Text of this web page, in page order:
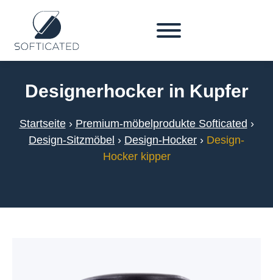
Designerhocker in Kupfer
Startseite› Premium-möbelprodukte Softicated ›
Design-Sitzmöbel › Design-Hocker › Design-
Hocker kipper